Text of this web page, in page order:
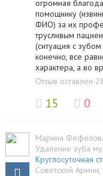
огромная
помощнику
ФИО) за их
трусливым
(ситуация с
конечно, все
характера, а во
Отзыв оставлен
15 0
Марина
Удаление зуба
Круглосуточная
Советской Армии,